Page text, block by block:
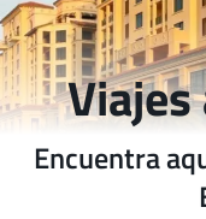
Viajes
Encuentra